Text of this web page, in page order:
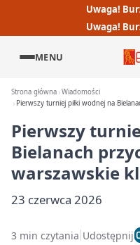
Uwaga!
Uwaga!
MENU
Strona główna Wiadomości
Pierwszy turniej piłki wodnej na
Pierwszy
Bielanach
warszawskie
23 czerwca 2026
3 min czytania Udostępnij